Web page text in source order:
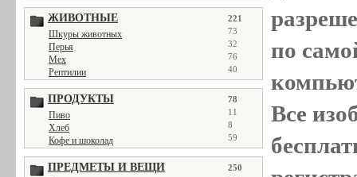
ЖИВОТНЫЕ 221
Шкуры животных 73
Перья 32
Мех 76
Рептилии 40
ПРОДУКТЫ 78
Пиво 11
Хлеб 8
Кофе и шоколад 59
ПРЕДМЕТЫ И ВЕЩИ 250
по
Все